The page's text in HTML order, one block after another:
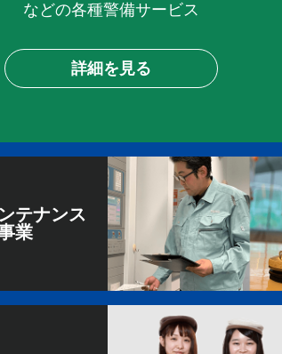
などの各種警備サービス
詳細を見る
テナンス
業